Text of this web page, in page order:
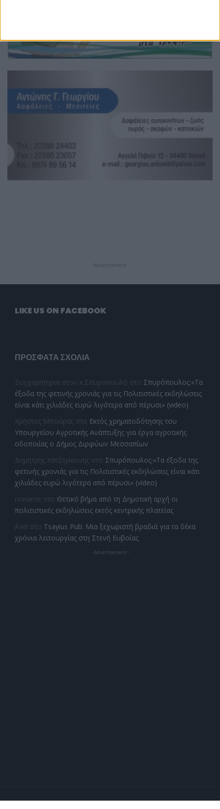
- Advertisement -
LIKE US ON FACEBOOK
ΠΡΌΣΦΑΤΑ ΣΧΌΛΙΑ
Συγχαρητηρια στον κ.Σπυροπουλο στο Σπυρόπουλος:«Τα
έξοδα της φετινής χρονιάς για τις Πολιτιστικές εκδηλώσεις
είναι κάτι χιλιάδες ευρώ λιγότερα από πέρυσι» (video)
Χρήστος Μπούρας στο Εκτός χρηματοδότησης του
Υπουργείου Αγροτικής Ανάπτυξης για έργα αγροτικής
οδοποιίας ο Δήμος Διρφύων Μεσσαπίων
Δημητρης Χατζηγιαννης στο Σπυρόπουλος:«Τα έξοδα της
φετινής χρονιάς για τις Πολιτιστικές εκδηλώσεις είναι κάτι
χιλιάδες ευρώ λιγότερα από πέρυσι» (video)
noname στο Θετικό βήμα από τη Δημοτική αρχή οι
πολιτιστικές εκδηλώσεις εκτός κεντρικής πλατείας
Axel στο Tsayius Pub: Μια ξεχωριστή βραδιά για τα δέκα
χρόνια λειτουργίας στη Στενή Ευβοίας
- Advertisement -